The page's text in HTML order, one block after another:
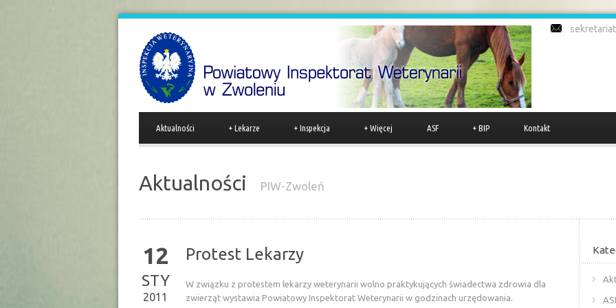
Aktualności Lekarze
+ Inspekcja
+ Więcej
+ ASF BIP
+ Kontakt
Aktualności PIW-Zwoleń
12
STY
2011
Protest Lekarzy
W związku z protestem lekarzy weterynarii wolno praktykujących świadectwa zdrowia dla
zwierząt wystawia Powiatowy Inspektorat Weterynarii w godzinach urzędowania.